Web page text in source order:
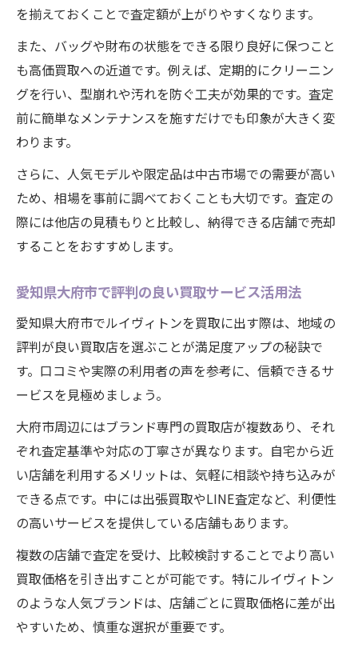
を揃えておくことで査定額が上がりやすくなります。
また、バッグや財布の状態をできる限り良好に保つこと
も高価買取への近道です。例えば、定期的にクリーニン
グを行い、型崩れや汚れを防ぐ工夫が効果的です。査定
前に簡単なメンテナンスを施すだけでも印象が大きく変
わります。
さらに、人気モデルや限定品は中古市場での需要が高い
ため、相場を事前に調べておくことも大切です。査定の
際には他店の見積もりと比較し、納得できる店舗で売却
することをおすすめします。
愛知県大府市で評判の良い買取サービス活用法
愛知県大府市でルイヴィトンを買取に出す際は、地域の
評判が良い買取店を選ぶことが満足度アップの秘訣で
す。口コミや実際の利用者の声を参考に、信頼できるサ
ービスを見極めましょう。
大府市周辺にはブランド専門の買取店が複数あり、それ
ぞれ査定基準や対応の丁寧さが異なります。自宅から近
い店舗を利用するメリットは、気軽に相談や持ち込みが
できる点です。中には出張買取やLINE査定など、利便性
の高いサービスを提供している店舗もあります。
複数の店舗で査定を受け、比較検討することでより高い
買取価格を引き出すことが可能です。特にルイヴィトン
のような人気ブランドは、店舗ごとに買取価格に差が出
やすいため、慎重な選択が重要です。